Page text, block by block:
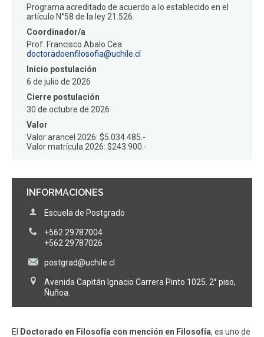
INFORMACIONES
Escuela de Postgrado
+562 29787004
+562 29787026
postgrad@uchile.cl
Avenida Capitán Ignacio Carrera Pinto 1025. 2° piso,
Ñuñoa.
Programa acreditado de acuerdo a lo establecido en el
artículo N°58 de la ley 21.526.
Coordinador/a
Prof. Francisco Abalo Cea
doctoradoenfilosofia@uchile.cl
Inicio postulación
6 de julio de 2026
Cierre postulación
30 de octubre de 2026
Valor
Valor arancel 2026: $5.034.485.-
Valor matrícula 2026: $243.900.-
El Doctorado en Filosofía con mención en Filosofía, es uno de